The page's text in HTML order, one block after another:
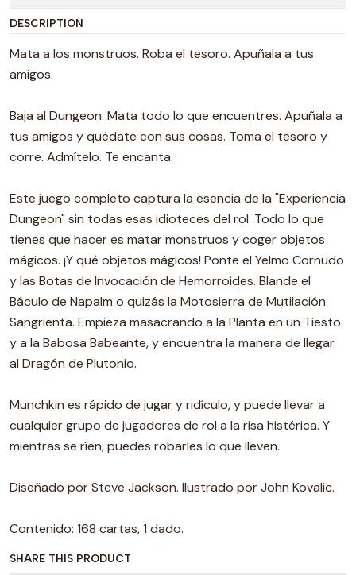
DESCRIPTION
Mata a los monstruos. Roba el tesoro. Apuñala a tus
amigos.
Baja al Dungeon. Mata todo lo que encuentres. Apuñala a
tus amigos y quédate con sus cosas. Toma el tesoro y
corre. Admítelo. Te encanta.
Este juego completo captura la esencia de la "Experiencia
Dungeon" sin todas esas idioteces del rol. Todo lo que
tienes que hacer es matar monstruos y coger objetos
mágicos. ¡Y qué objetos mágicos! Ponte el Yelmo Cornudo
y las Botas de Invocación de Hemorroides. Blande el
Báculo de Napalm o quizás la Motosierra de Mutilación
Sangrienta. Empieza masacrando a la Planta en un Tiesto
y a la Babosa Babeante, y encuentra la manera de llegar
al Dragón de Plutonio.
Munchkin es rápido de jugar y ridículo, y puede llevar a
cualquier grupo de jugadores de rol a la risa histérica. Y
mientras se ríen, puedes robarles lo que lleven.
Diseñado por Steve Jackson. Ilustrado por John Kovalic.
Contenido: 168 cartas, 1 dado.
SHARE THIS PRODUCT